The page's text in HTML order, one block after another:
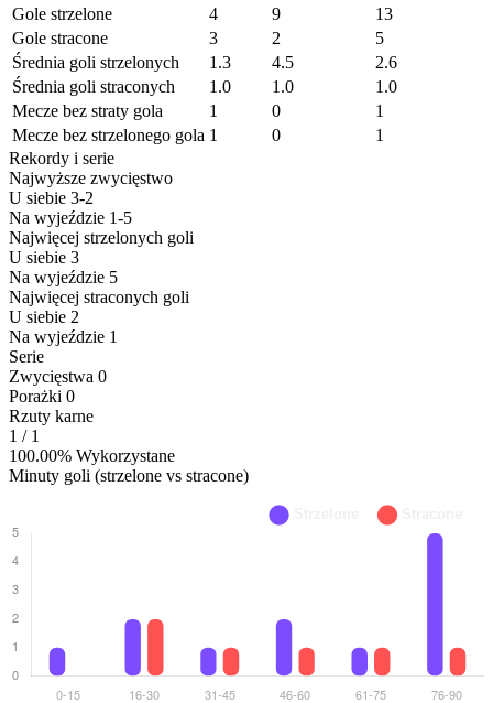
Gole strzelone
4 9
13
Gole stracone
3 2
5
Średnia goli strzelonych
1.3 4.5
2.6
Średnia goli straconych
1.0 1.0
1.0
Mecze bez straty gola
1 0
1
Mecze bez strzelonego gola 1 0
1
Rekordy i serie
Najwyższe zwycięstwo
U siebie 3-2
Na wyjeździe 1-5
Najwięcej strzelonych goli
U siebie 3
Na wyjeździe 5
Najwięcej straconych goli
U siebie 2
Na wyjeździe 1
Serie
Zwycięstwa 0
Porażki 0
Rzuty karne
1 / 1
100.00% Wykorzystane
Minuty goli (strzelone vs stracone)